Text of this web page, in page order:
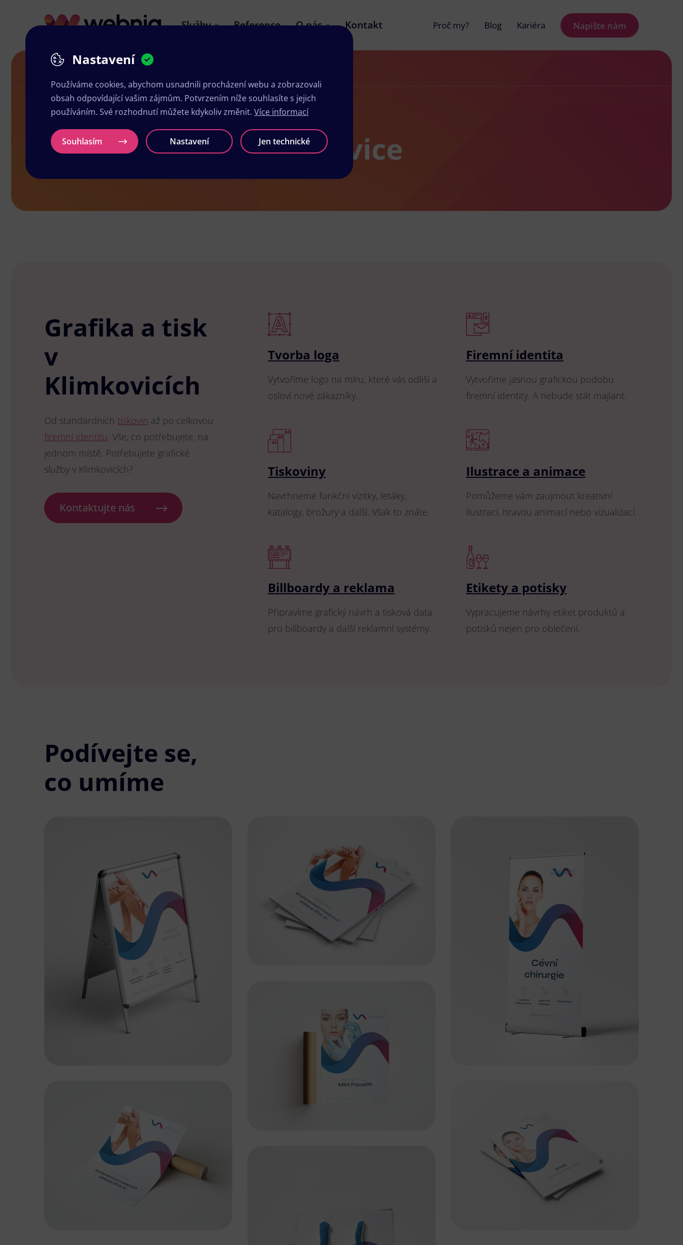
Služby Reference O nás Kontakt Proč my? Blog Kariéra Napište nám
Grafika a tisk Klimkovice
Grafika a tisk Klimkovice
Grafika a tisk
v
Klimkovicích
Od standardních tiskovin až po celkovou
firemní identitu. Vše, co potřebujete, na
jednom místě. Potřebujete grafické
služby v Klimkovicích?
Kontaktujte nás
Tvorba loga
Vytvoříme logo na míru, které vás odliší a
osloví nové zákazníky.
Firemní identita
Vytvoříme jasnou grafickou podobu
firemní identity. A nebude stát majlant.
Tiskoviny
Navrhneme funkční vizitky, letáky,
katalogy, brožury a další. Však to znáte.
Ilustrace a animace
Pomůžeme vám zaujmout kreativní
ilustrací, hravou animací nebo vizualizací.
Billboardy a reklama
Připravíme grafický návrh a tisková data
pro billboardy a další reklamní systémy.
Etikety a potisky
Vypracujeme návrhy etiket produktů a
potisků nejen pro oblečení.
Podívejte se,
co umíme
Nastavení
Používáme cookies, abychom usnadnili procházení webu a zobrazovali
obsah odpovídající vašim zájmům. Potvrzením níže souhlasíte s jejich
používáním. Své rozhodnutí můžete kdykoliv změnit. Více informací
Souhlasím Nastavení Jen technické